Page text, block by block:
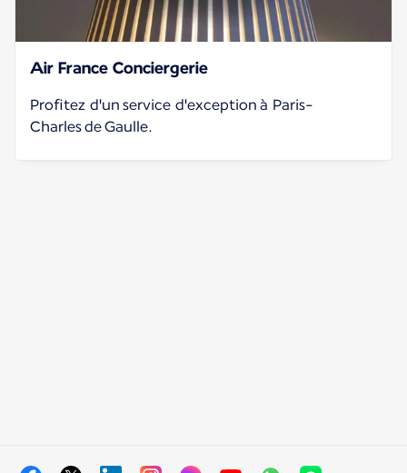
Air France Conciergerie
Profitez d'un service d'exception à Paris-
Charles de Gaulle.